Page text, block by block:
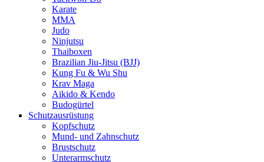
Karate
MMA
Judo
Ninjutsu
Thaiboxen
Brazilian Jiu-Jitsu (BJJ)
Kung Fu & Wu Shu
Krav Maga
Aikido & Kendo
Budogürtel
Schutzausrüstung
Kopfschutz
Mund- und Zahnschutz
Brustschutz
Unterarmschutz